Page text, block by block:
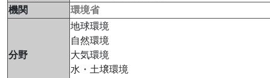
機関
環境省
分野
地球環境
自然環境
大気環境
水・土壌環境